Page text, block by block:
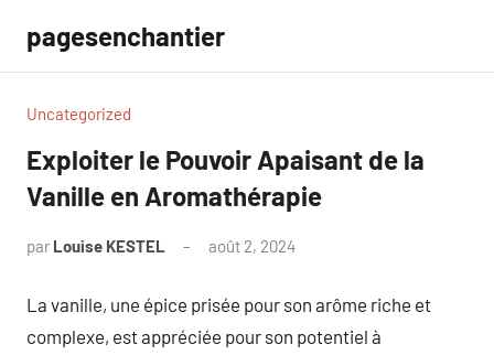
contenu
pagesenchantier
Uncategorized
Exploiter le Pouvoir Apaisant de la
Vanille en Aromathérapie
par Louise KESTEL août 2, 2024
La vanille, une épice prisée pour son arôme riche et
complexe, est appréciée pour son potentiel à